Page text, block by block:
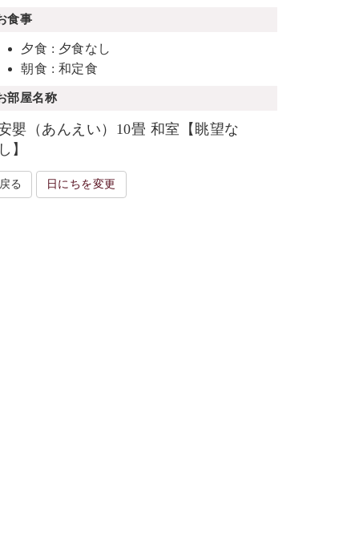
食事
夕食 : 夕食なし
朝食 : 和定食
部屋名称
嬰（あんえい）10畳 和室【眺望な
し】
戻る 日にちを変更